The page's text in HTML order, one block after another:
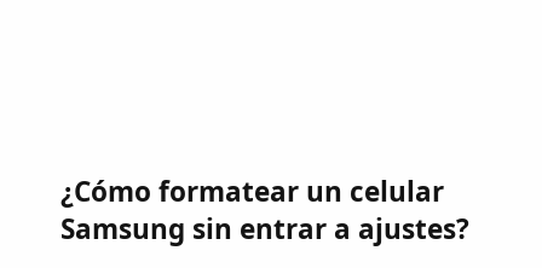
¿Cómo formatear un celular
Samsung sin entrar a ajustes?